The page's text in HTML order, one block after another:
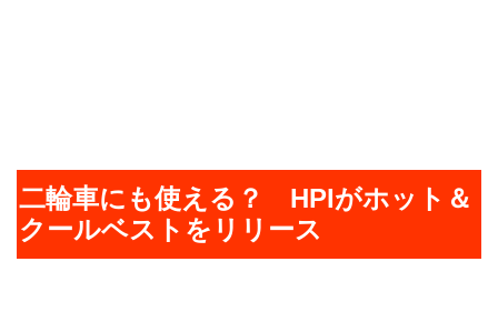
二輪車にも使える？ HPIがホット＆
クールベストをリリース